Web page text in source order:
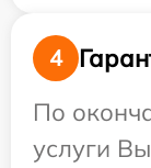
4
По
услуги